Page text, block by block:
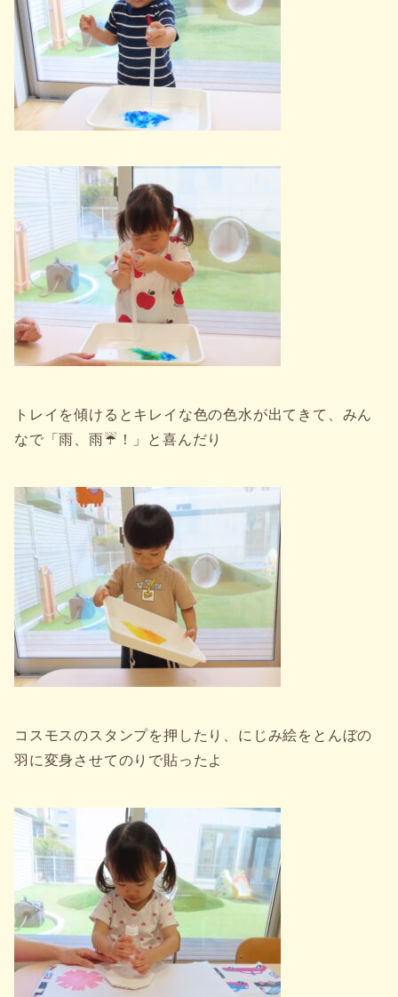
トレイを傾けるとキレイな色の色水が出てきて、みん
なで「雨、雨☔！」と喜んだり
コスモスのスタンプを押したり、にじみ絵をとんぼの
羽に変身させてのりで貼ったよ